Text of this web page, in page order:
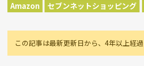
Amazon
セブンネットショッピング
この記事は最新更新日から、4年以上経過